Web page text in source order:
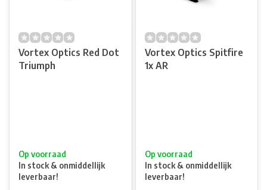
Vortex Optics Red Dot
Triumph
Op voorraad
In stock & onmiddellijk
leverbaar!
Vortex Optics Spitfire
1x AR
Op voorraad
In stock & onmiddellijk
leverbaar!